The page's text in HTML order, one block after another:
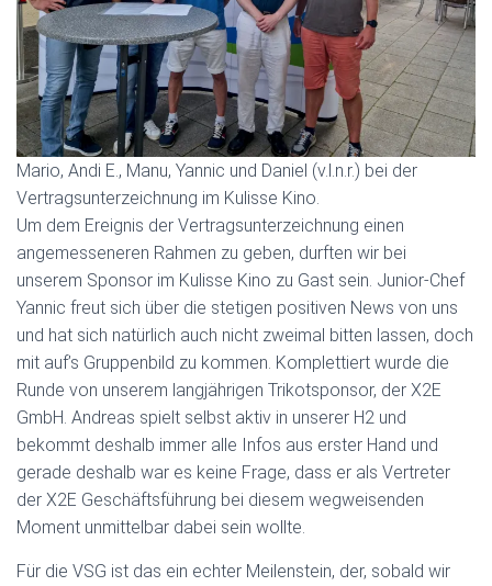
Mario, Andi E., Manu, Yannic und Daniel (v.l.n.r.) bei der
Vertragsunterzeichnung im Kulisse Kino.
Um dem Ereignis der Vertragsunterzeichnung einen
angemesseneren Rahmen zu geben, durften wir bei
unserem Sponsor im Kulisse Kino zu Gast sein. Junior-Chef
Yannic freut sich über die stetigen positiven News von uns
und hat sich natürlich auch nicht zweimal bitten lassen, doch
mit auf’s Gruppenbild zu kommen. Komplettiert wurde die
Runde von unserem langjährigen Trikotsponsor, der X2E
GmbH. Andreas spielt selbst aktiv in unserer H2 und
bekommt deshalb immer alle Infos aus erster Hand und
gerade deshalb war es keine Frage, dass er als Vertreter
der X2E Geschäftsführung bei diesem wegweisenden
Moment unmittelbar dabei sein wollte.
Für die VSG ist das ein echter Meilenstein, der, sobald wir